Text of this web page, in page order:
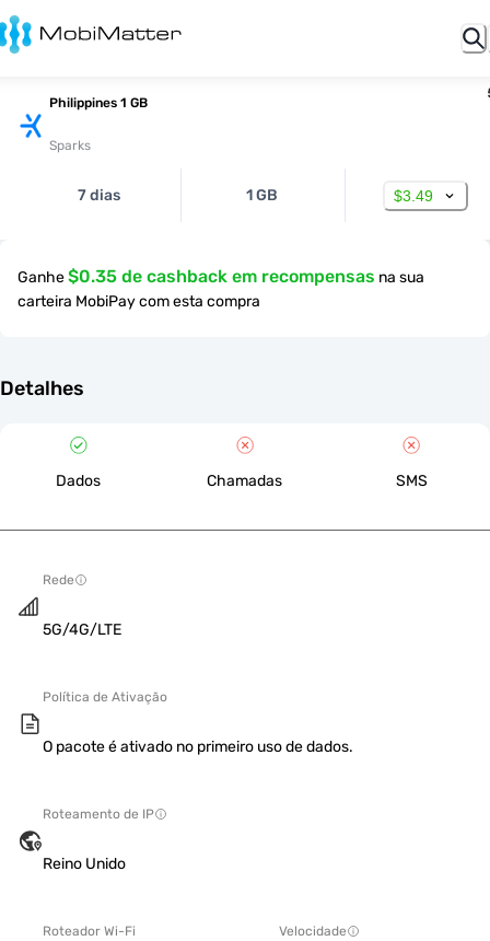
Philippines 1 GB
Sparks
7 dias 1 GB $3.49
Ganhe$0.35 de cashback em recompensas na sua
carteira MobiPay com esta compra
Detalhes
Dados Chamadas SMS
Rede
5G/4G/LTE
Política de Ativação
O pacote é ativado no primeiro uso de dados.
Roteamento de IP
Reino Unido
Roteador Wi-Fi Velocidade